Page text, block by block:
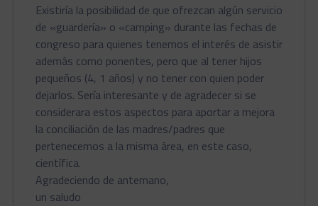
Existiría la posibilidad de que ofrezcan algún servicio
de «guardería» o «camping» durante las fechas de
congreso para quienes tenemos el interés de asistir
además como ponentes, pero que al tener hijos
pequeños (4, 1 años) y no tener con quien poder
dejarlos. Sería interesante y de agradecer si se
considerara estos aspectos para aportar a mejora
la conciliación de las madres/padres que
pertenecemos a la misma área, en este caso,
científica.
Agradeciendo de antemano,
un saludo